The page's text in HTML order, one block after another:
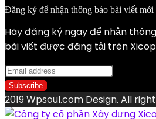
Đăng ký để nhận thông báo bài viết mới
Hãy đăng ký ngay để nhận
bài viết được đăng tải trên
2019 Wpsoul.com Design. All